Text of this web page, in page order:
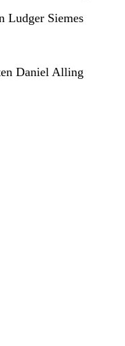
Ludger Siemes
Daniel Alling